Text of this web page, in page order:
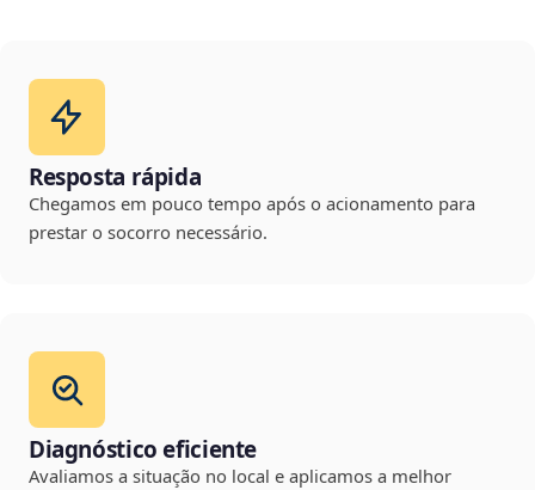
Resposta rápida
Chegamos em pouco tempo após o acionamento para
prestar o socorro necessário.
Diagnóstico eficiente
Avaliamos a situação no local e aplicamos a melhor